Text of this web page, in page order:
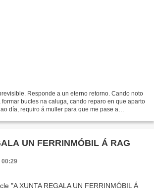
Responde a un eterno retorno. Cando noto
bucles na caluga, cando reparo en que aparto
día, requiro á muller para que me pase a
UN FERRINMÓBIL Á RAG
00:29